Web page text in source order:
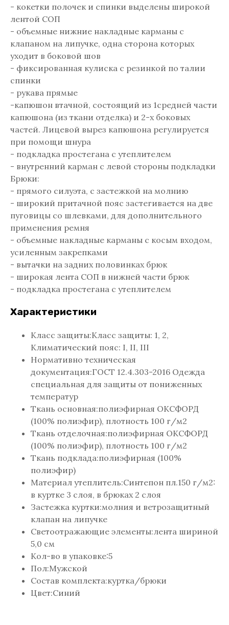
- кокетки полочек и спинки выделены широкой
лентой СОП
- объемные нижние накладные карманы с
клапаном на липучке, одна сторона которых
уходит в боковой шов
- фиксированная кулиска с резинкой по талии
спинки
- рукава прямые
-капюшон втачной, состоящий из 1средней части
капюшона (из ткани отделка) и 2-х боковых
частей. Лицевой вырез капюшона регулируется
при помощи шнура
- подкладка простегана с утеплителем
- внутренний карман с левой стороны подкладки
Брюки:
- прямого силуэта, с застежкой на молнию
- широкий притачной пояс застегивается на две
пуговицы со шлевками, для дополнительного
применения ремня
- объемные накладные карманы с косым входом,
усиленным закрепками
- вытачки на задних половинках брюк
- широкая лента СОП в нижней части брюк
- подкладка простегана с утеплителем
Характеристики
Класс защиты:Класс защиты: 1, 2,
Климатический пояс: I, II, III
Нормативно техническая
документация:ГОСТ 12.4.303-2016 Одежда
специальная для защиты от пониженных
температур
Ткань основная:полиэфирная ОКСФОРД
(100% полиэфир), плотность 100 г/м2
Ткань отделочная:полиэфирная ОКСФОРД
(100% полиэфир), плотность 100 г/м2
Ткань подклада:полиэфирная (100%
полиэфир)
Материал утеплитель:Синтепон пл.150 г/м2:
в куртке 3 слоя, в брюках 2 слоя
Застежка куртки:молния и ветрозащитный
клапан на липучке
Светоотражающие элементы:лента шириной
5,0 см
Кол-во в упаковке:5
Пол:Мужской
Состав комплекта:куртка/брюки
Цвет:Синий